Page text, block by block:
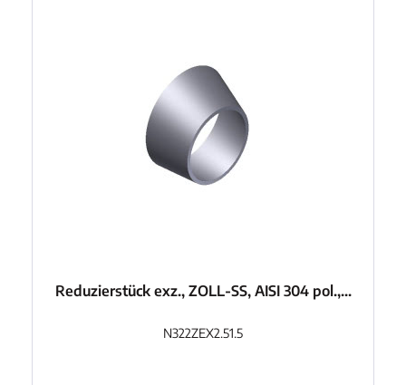
Reduzierstück exz., ZOLL-SS, AISI 304 pol.,...
N322ZEX2.51.5